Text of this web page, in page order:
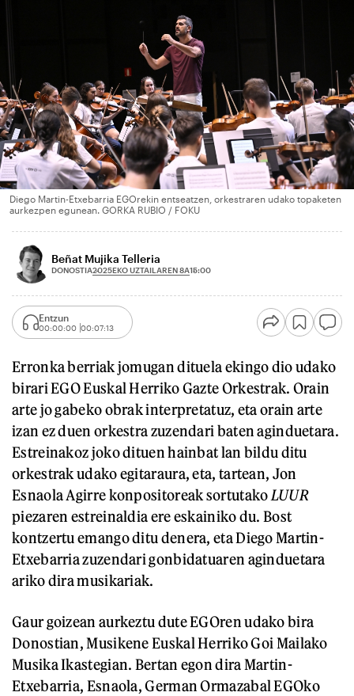
Diego Martin-Etxebarria EGOrekin entseatzen, orkestraren udako topaketen
aurkezpen egunean. GORKA RUBIO / FOKU
Beñat Mujika Telleria
DONOSTIA2025EKO UZTAILAREN 8A15:00
Entzun
00:00:00 00:07:13
Erronka berriak jomugan dituela ekingo dio udako
birari EGO Euskal Herriko Gazte Orkestrak. Orain
arte jo gabeko obrak interpretatuz, eta orain arte
izan ez duen orkestra zuzendari baten aginduetara.
Estreinakoz joko dituen hainbat lan bildu ditu
orkestrak udako egitaraura, eta, tartean, Jon
Esnaola Agirre konpositoreak sortutako LUUR
piezaren estreinaldia ere eskainiko du. Bost
kontzertu emango ditu denera, eta Diego Martin-
Etxebarria zuzendari gonbidatuaren aginduetara
ariko dira musikariak.
Gaur goizean aurkeztu dute EGOren udako bira
Donostian, Musikene Euskal Herriko Goi Mailako
Musika Ikastegian. Bertan egon dira Martin-
Etxebarria, Esnaola, German Ormazabal EGOko